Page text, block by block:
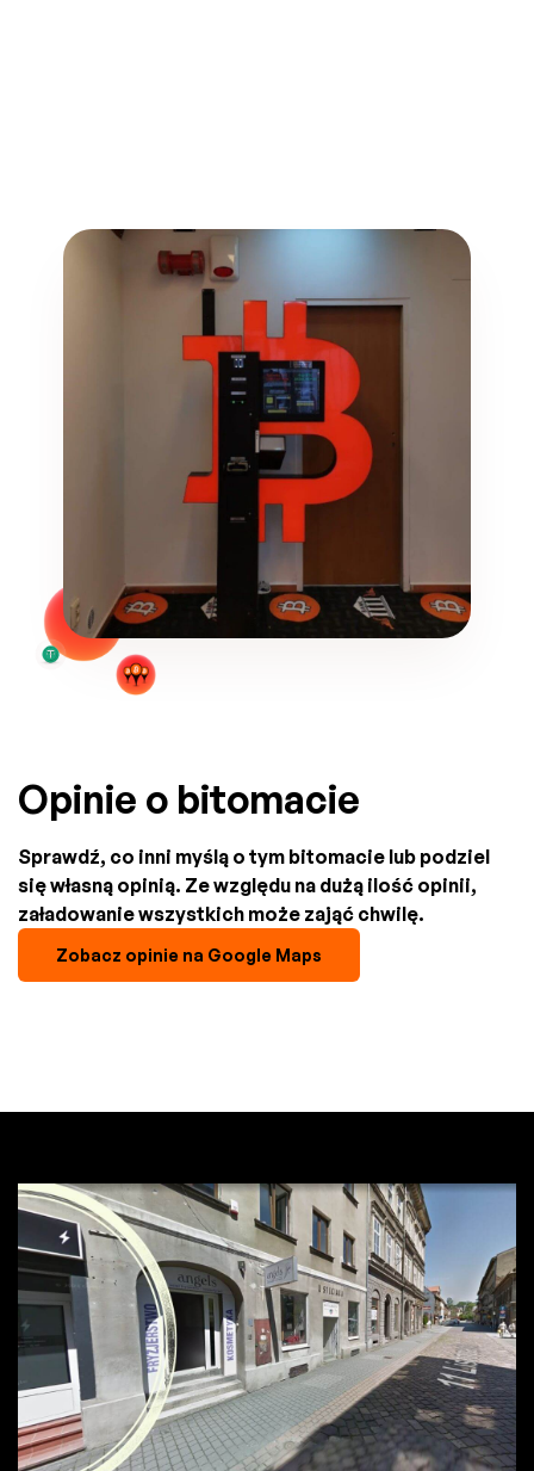
Opinie o bitomacie
Sprawdź, co inni myślą o tym bitomacie lub podziel
się własną opinią. Ze względu na dużą ilość opinii,
załadowanie wszystkich może zająć chwilę.
Zobacz opinie na Google Maps